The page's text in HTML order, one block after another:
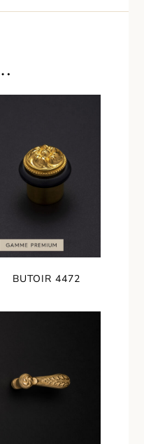
BUTOIR 4472